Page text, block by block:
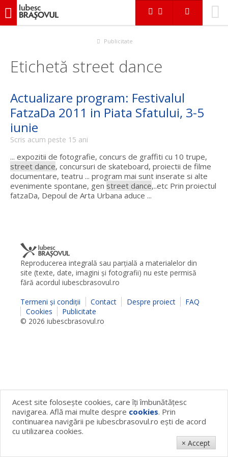
iubescbraşovul.ro
Publicitate
Etichetă street dance
Actualizare program: Festivalul
FatzaDa 2011 in Piata Sfatului, 3-5
iunie
Scris acum peste 15 ani
... expozitii de fotografie, concurs de graffiti cu 10 trupe,
street dance, concursuri de skateboard, proiectii de filme
documentare, teatru ... program mai sunt inserate si alte
evenimente spontane, gen street dance,..etc Prin proiectul
fatzaDa, Depoul de Arta Urbana aduce ...
Reproducerea integrală sau parţială a materialelor din
site (texte, date, imagini şi fotografii) nu este permisă
fără acordul iubescbrasovul.ro
Termeni şi condiţii
Contact Despre proiect
FAQ
Cookies
Publicitate
© 2026 iubescbrasovul.ro
Acest site foloseşte cookies, care îţi îmbunătăţesc
navigarea. Află mai multe despre cookies. Prin
continuarea navigării pe iubescbrasovul.ro eşti de acord
cu utilizarea cookies.
× Accept